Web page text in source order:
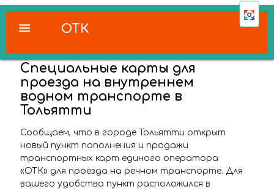
ОТК
menu
Специальные карты для
проезда на внутреннем
водном транспорте в
Тольятти
Сообщаем, что в городе Тольятти открыт
новый пункт пополнения и продажи
транспортных карт единого оператора
«ОТК» для проезда на речном транспорте. Для
вашего удобства пункт расположился в